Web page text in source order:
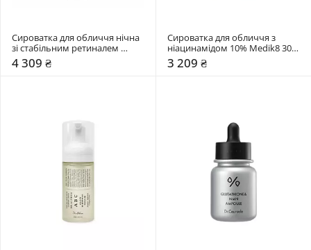
Сироватка для обличчя нічна
зі стабільним ретиналем
0,06% Medik8 30 мл
4 309 ₴
Сироватка для обличчя з
ніацинамідом 10% Medik8 30
мл
3 209 ₴